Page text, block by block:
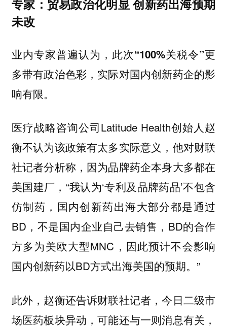
专家：贸易政治化明显 创新药出海预期
未改
业内专家普遍认为，此次“100%关税令”更
多带有政治色彩，实际对国内创新药企的影
响有限。
医疗战略咨询公司Latitude Health创始人赵
衡不认为该政策有太多实际意义，他对财联
社记者分析称，因为品牌药企本身大多都在
美国建厂，“我认为‘专利及品牌药品’不包含
仿制药，国内创新药出海大部分都是通过
BD，不是国内企业自己去销售，BD的合作
方多为美欧大型MNC，因此预计不会影响
国内创新药以BD方式出海美国的预期。”
此外，赵衡还告诉财联社记者，今日二级市
场医药板块异动，可能还与一则消息有关，